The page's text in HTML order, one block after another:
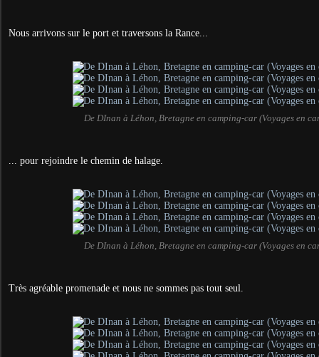
Nous arrivons sur le port et traversons la Rance...
De DInan à Léhon, Bretagne en camping-car (Voyages en
... pour rejoindre le chemin de halage.
De DInan à Léhon, Bretagne en camping-car (Voyages en
Très agréable promenade et nous ne sommes pas tout seul.